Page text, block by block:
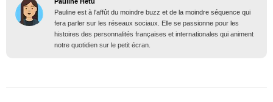
Pauline est à l'affût du moindre buzz et de la moindre séquence qui
fera parler sur les réseaux sociaux. Elle se passionne pour les
histoires des personnalités françaises et internationales qui animent
notre quotidien sur le petit écran.